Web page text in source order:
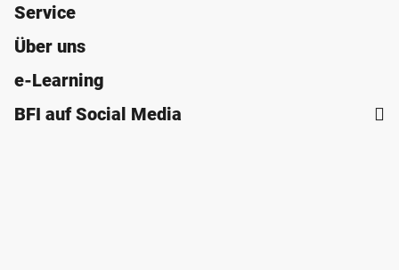
Service
Über uns
e-Learning
BFI auf Social Media